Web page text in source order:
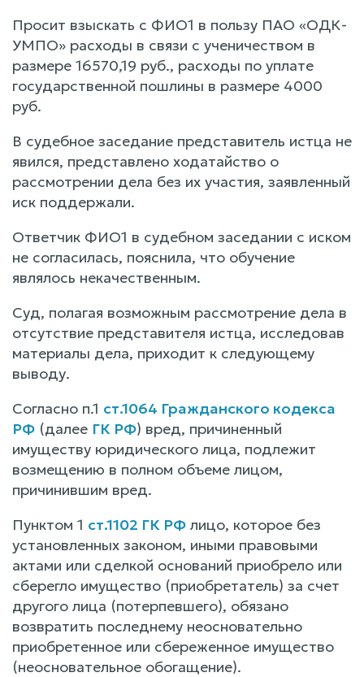
Просит взыскать с ФИО1 в пользу ПАО «ОДК-
УМПО» расходы в связи с ученичеством в
размере 16570,19 руб., расходы по уплате
государственной пошлины в размере 4000
руб.
В судебное заседание представитель истца не
явился, представлено ходатайство о
рассмотрении дела без их участия, заявленный
иск поддержали.
Ответчик ФИО1 в судебном заседании с иском
не согласилась, пояснила, что обучение
являлось некачественным.
Суд, полагая возможным рассмотрение дела в
отсутствие представителя истца, исследовав
материалы дела, приходит к следующему
выводу.
Согласно п.1 ст.1064 Гражданского кодекса
РФ (далее ГК РФ) вред, причиненный
имуществу юридического лица, подлежит
возмещению в полном объеме лицом,
причинившим вред.
Пунктом 1 ст.1102 ГК РФ лицо, которое без
установленных законом, иными правовыми
актами или сделкой оснований приобрело или
сберегло имущество (приобретатель) за счет
другого лица (потерпевшего), обязано
возвратить последнему неосновательно
приобретенное или сбереженное имущество
(неосновательное обогащение).